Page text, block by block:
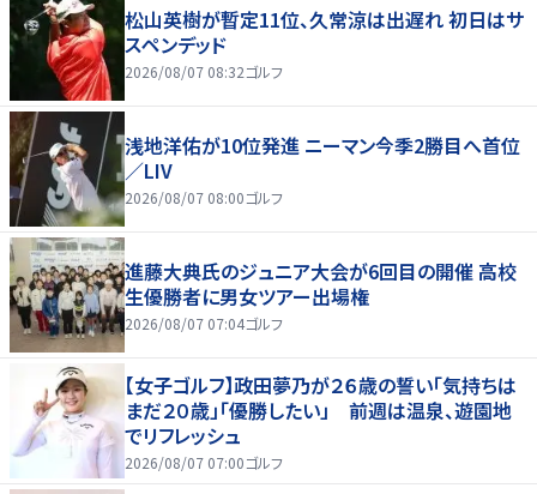
松山英樹が暫定11位、久常涼は出遅れ 初日はサ
スペンデッド
2026/08/07 08:32ゴルフ
浅地洋佑が10位発進 ニーマン今季2勝目へ首位
／LIV
2026/08/07 08:00ゴルフ
進藤大典氏のジュニア大会が6回目の開催 高校
生優勝者に男女ツアー出場権
2026/08/07 07:04ゴルフ
【女子ゴルフ】政田夢乃が２６歳の誓い「気持ちは
まだ２０歳」「優勝したい」 前週は温泉、遊園地
でリフレッシュ
2026/08/07 07:00ゴルフ